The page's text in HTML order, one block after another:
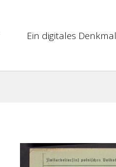
Ein digitales Denkmal